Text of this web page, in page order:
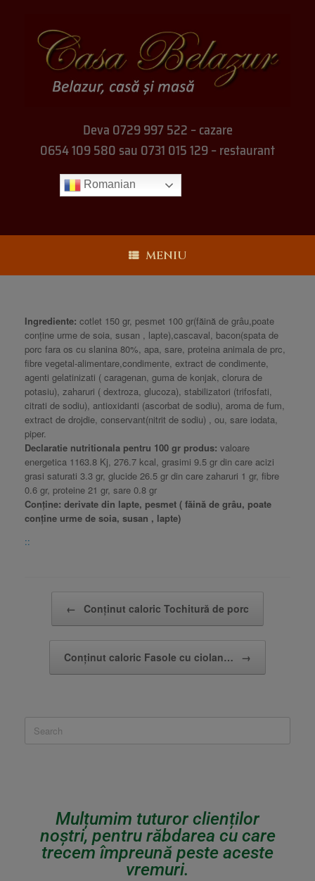
Deva 0729 997 522 – cazare
0654 109 580 sau 0731 015 129 – restaurant
Romanian
MENIU
Ingrediente: cotlet 150 gr, pesmet 100 gr(făină de grâu,poate
conține urme de soia, susan , lapte),cascaval, bacon(spata de
porc fara os cu slanina 80%, apa, sare, proteina animala de prc,
fibre vegetal-alimentare,condimente, extract de condimente,
agenti gelatinizati ( caragenan, guma de konjak, clorura de
potasiu), zaharuri ( dextroza, glucoza), stabilizatori (trifosfati,
citrati de sodiu), antioxidanti (ascorbat de sodiu), aroma de fum,
extract de drojdie, conservant(nitrit de sodiu) , ou, sare iodata,
piper.
Declaratie nutritionala pentru 100 gr produs: valoare
energetica 1163.8 Kj, 276.7 kcal, grasimi 9.5 gr din care acizi
grasi saturati 3.3 gr, glucide 26.5 gr din care zaharuri 1 gr, fibre
0.6 gr, proteine 21 gr, sare 0.8 gr
Conține: derivate din lapte, pesmet ( făină de grâu, poate
conține urme de soia, susan , lapte)
::
← Conținut caloric Tochitură de porc
Conținut caloric Fasole cu ciolan… →
Mulțumim tuturor clienților
noștri, pentru răbdarea cu care
trecem împreună peste aceste
vremuri.